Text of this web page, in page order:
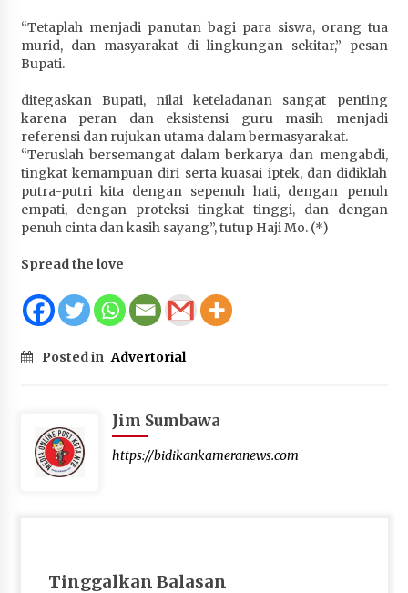
Terapkan “Polantas Menyapa”, Satlantas Polres
Sumbawa Berupaya Wujudkan Pelayanan
Kepolisian yang Profesional
Capaian Program Pemerintah Kabupaten
Sumbawa Terus Dirasakan Masyarakat
1 bulan ago
“Tetaplah menjadi panutan bagi para siswa, orang tua
murid, dan masyarakat di lingkungan sekitar,” pesan
Bupati.
ditegaskan Bupati, nilai keteladanan sangat penting
karena peran dan eksistensi guru masih menjadi
referensi dan rujukan utama dalam bermasyarakat.
“Teruslah bersemangat dalam berkarya dan mengabdi,
tingkat kemampuan diri serta kuasai iptek, dan didiklah
putra-putri kita dengan sepenuh hati, dengan penuh
empati, dengan proteksi tingkat tinggi, dan dengan
penuh cinta dan kasih sayang”, tutup Haji Mo. (*)
Spread the love
Posted in Advertorial
Jim Sumbawa
https://bidikankameranews.com
Tinggalkan Balasan